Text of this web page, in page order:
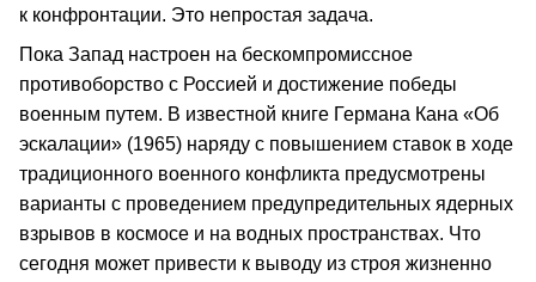
к конфронтации. Это непростая задача.
Пока Запад настроен на бескомпромиссное
противоборство с Россией и достижение победы
военным путем. В известной книге Германа Кана «Об
эскалации» (1965) наряду с повышением ставок в ходе
традиционного военного конфликта предусмотрены
варианты с проведением предупредительных ядерных
взрывов в космосе и на водных пространствах. Что
сегодня может привести к выводу из строя жизненно